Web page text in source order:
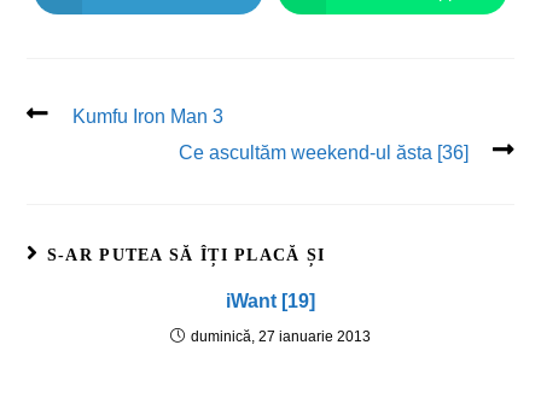
Kumfu Iron Man 3
Ce ascultăm weekend-ul ăsta [36]
S-AR PUTEA SĂ ÎȚI PLACĂ ȘI
iWant [19]
duminică, 27 ianuarie 2013